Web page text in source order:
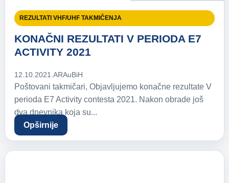
REZULTATI VHF/UHF TAKMIČENJA
KONAČNI REZULTATI V PERIODA E7
ACTIVITY 2021
12.10.2021.ARAuBiH
Poštovani takmičari, Objavljujemo konačne rezultate V
perioda E7 Activity contesta 2021. Nakon obrade još
dva dnevnika koja su...
Opširnije